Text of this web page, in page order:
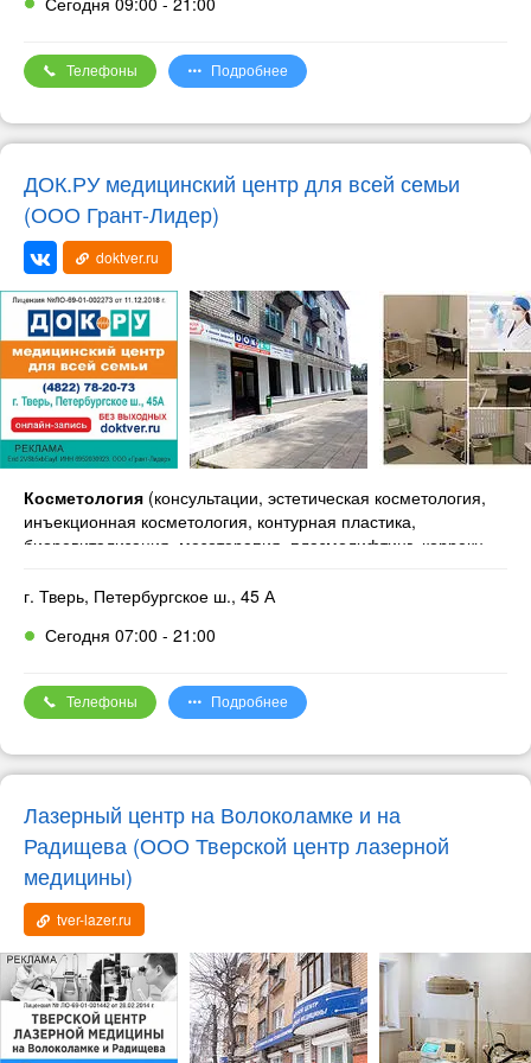
биохимзавивка;
массаж.
Лицензия №ЛО-69-01-001380 от 19.05.2014г. Имеются
Реклама. Токен 2VSb5xDVCup. ИНН 6950115949. ООО
Телефоны Подробнее
ДОК.РУ медицинский центр для всей семьи
(ООО Грант-Лидер)
doktver.ru
Косметология (консультации, эстетическая косметология,
инъекционная косметология, контурная пластика,
биоревитализация, мезотерапия, плазмолифтинг, коррекция
удаление новообразований. Все процедуры проводят только
г. Тверь, Петербургское ш., 45 А
Сегодня 07:00 - 21:00
Телефоны Подробнее
Лазерный центр на Волоколамке и на
Радищева (ООО Тверской центр лазерной
медицины)
tver-lazer.ru